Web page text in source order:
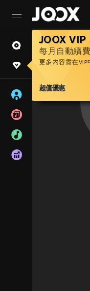
JOOX VIP
每月自動續費
更多內容盡在VIP
超值優惠